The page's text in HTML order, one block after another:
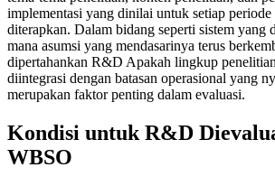
implementasi yang dinilai untuk setiap periode
diterapkan. Dalam bidang seperti sistem yang
mana asumsi yang mendasarinya terus
dipertahankan R&D Apakah lingkup
diintegrasi dengan batasan operasional yang
merupakan faktor penting dalam evaluasi.
Kondisi untuk R&D
WBSO